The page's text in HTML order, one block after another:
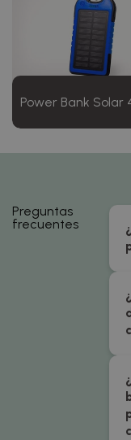
Power Bank Solar
Preguntas
frecuentes